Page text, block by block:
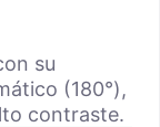
su
(180°),
contraste.